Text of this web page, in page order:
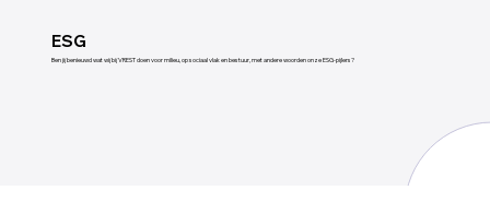
ESG
Ben jij benieuwd wat wij bij VREST doen voor milieu, op sociaal vlak en bestuur, met andere woorden onze ESG-pijlers?